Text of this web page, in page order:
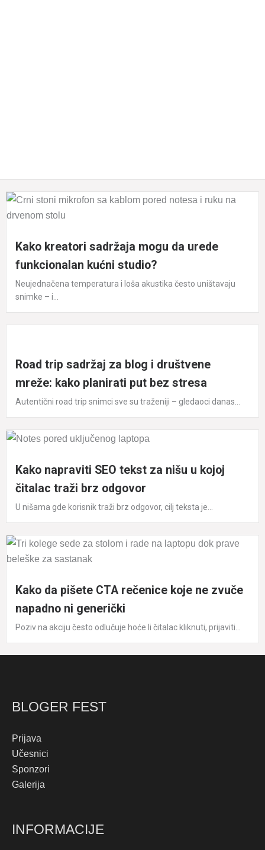
Kako kreatori sadržaja mogu da urede
funkcionalan kućni studio?
Neujednačena temperatura i loša akustika često uništavaju
snimke – i...
Road trip sadržaj za blog i društvene
mreže: kako planirati put bez stresa
Autentični road trip snimci sve su traženiji – gledaoci danas...
Kako napraviti SEO tekst za nišu u kojoj
čitalac traži brz odgovor
U nišama gde korisnik traži brz odgovor, cilj teksta je...
Kako da pišete CTA rečenice koje ne zvuče
napadno ni generički
Poziv na akciju često odlučuje hoće li čitalac kliknuti, prijaviti...
BLOGER FEST
Prijava
Učesnici
Sponzori
Galerija
INFORMACIJE